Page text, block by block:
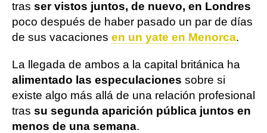
tras ser vistos juntos, de nuevo, en Londres
poco después de haber pasado un par de días
de sus vacaciones en un yate en Menorca.
La llegada de ambos a la capital británica ha
alimentado las especulaciones sobre si
existe algo más allá de una relación profesional
tras su segunda aparición pública juntos en
menos de una semana.